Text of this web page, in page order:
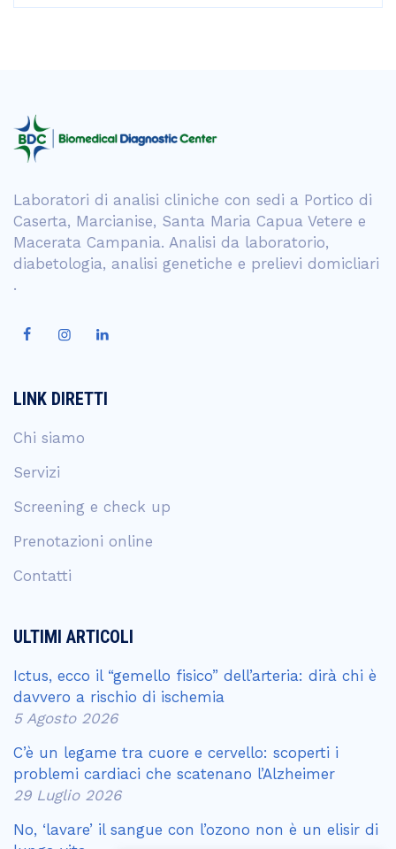
Laboratori di analisi cliniche con sedi a Portico di
Caserta, Marcianise, Santa Maria Capua Vetere e
Macerata Campania. Analisi da laboratorio,
diabetologia, analisi genetiche e prelievi domicliari
.
LINK DIRETTI
Chi siamo
Servizi
Screening e check up
Prenotazioni online
Contatti
ULTIMI ARTICOLI
Ictus, ecco il “gemello fisico” dell’arteria: dirà chi è
davvero a rischio di ischemia
5 Agosto 2026
C’è un legame tra cuore e cervello: scoperti i
problemi cardiaci che scatenano l’Alzheimer
29 Luglio 2026
No, ‘lavare’ il sangue con l’ozono non è un elisir di